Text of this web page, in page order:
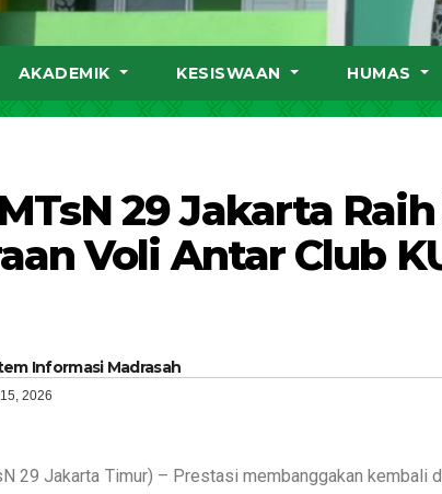
AKADEMIK KESISWAAN HUMAS
29 Jakarta Raih
Voli Antar Club
Informasi Madrasah
2026
29 Jakarta Timur) – Prestasi membanggakan kembali